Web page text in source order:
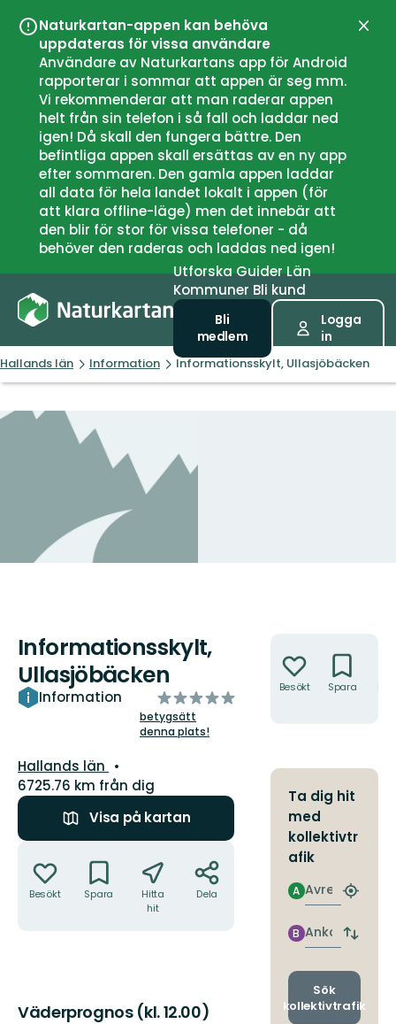
Naturkartan-appen kan behöva
uppdateras för vissa användare
Användare av Naturkartans app för Android
rapporterar i sommar att appen är seg mm.
Vi rekommenderar att man raderar appen
helt från sin telefon i så fall och laddar ned
igen! Då skall den fungera bättre. Den
befintliga appen skall ersättas av en ny app
efter sommaren. Den gamla appen laddar
all data för hela landet lokalt i appen (för
att klara offline-läge) men det innebär att
den blir för stor för vissa telefoner - då
behöver den raderas och laddas ned igen!
UtforskaGuiderLän
Kommuner Bli kund
Bli
medlem
Logga
in
Hallands län Information Informationsskylt, Ullasjöbäcken
Informationsskylt,
Ullasjöbäcken
Information
av
5
stjärnor
betygsätt
denna plats!
Län:
Hallands län
6725.76 km från dig
Visa på kartan
Besökt Spara
Hitta
hit
Dela
Väderprognos (kl. 12.00)
Besökt Spara
Ta dig hit
med
kollektivtr
afik
Avresa
A
Hitta
Ankomst
B
Byt
och
Sök
kollektivtrafik